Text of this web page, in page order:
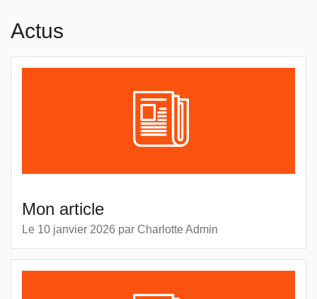
Actus
Mon article
Le 10 janvier 2026 par Charlotte Admin